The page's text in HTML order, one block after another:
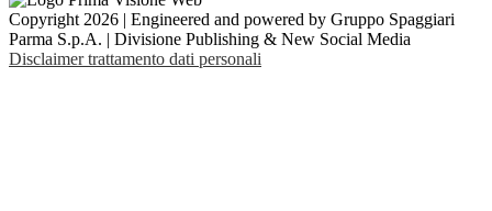
Copyright 2026 | Engineered and powered by Gruppo Spaggiari
Parma S.p.A. | Divisione Publishing & New Social Media
Disclaimer trattamento dati personali